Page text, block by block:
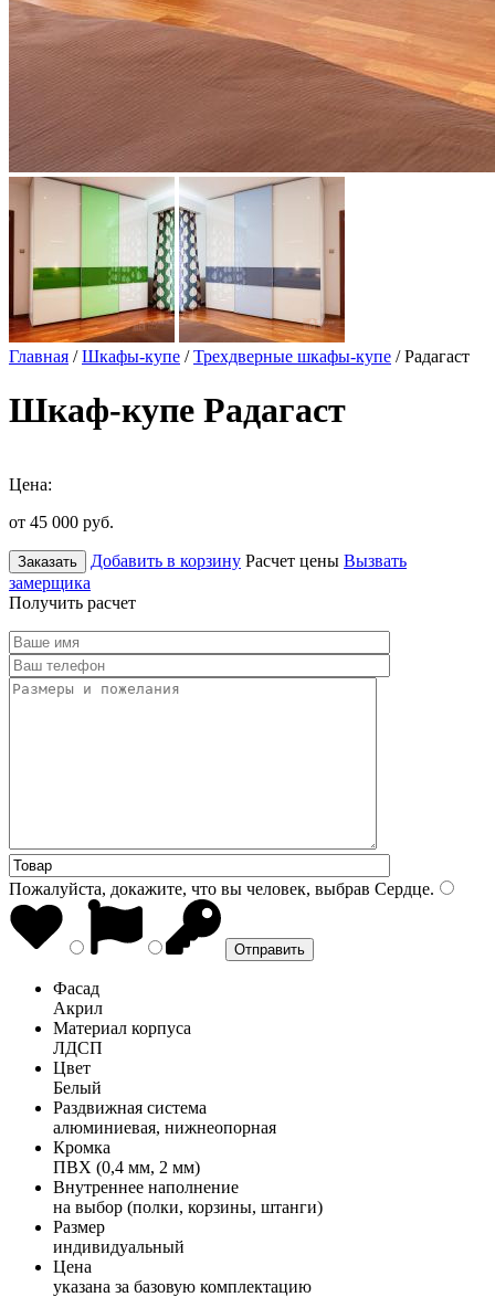
Главная /Шкафы-купе /Трехдверные шкафы-купе / Радагаст
Шкаф-купе Радагаст
Цена:
от 45 000 руб.
Заказать Добавить в корзину Расчет цены Вызвать
замерщика
Получить расчет
Пожалуйста, докажите, что вы человек, выбрав Сердце.
Фасад
Акрил
Материал корпуса
ЛДСП
Цвет
Белый
Раздвижная система
алюминиевая, нижнеопорная
Кромка
ПВХ (0,4 мм, 2 мм)
Внутреннее наполнение
на выбор (полки, корзины, штанги)
Размер
индивидуальный
Цена
указана за базовую комплектацию